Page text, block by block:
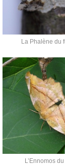
La Phalène du
L’Ennomos